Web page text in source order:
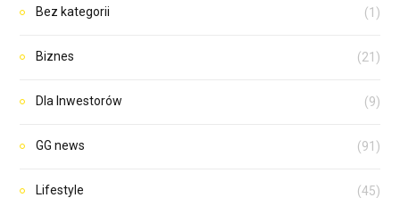
Bez kategorii (1)
Biznes (21)
Dla Inwestorów (9)
GG news (91)
Lifestyle (45)